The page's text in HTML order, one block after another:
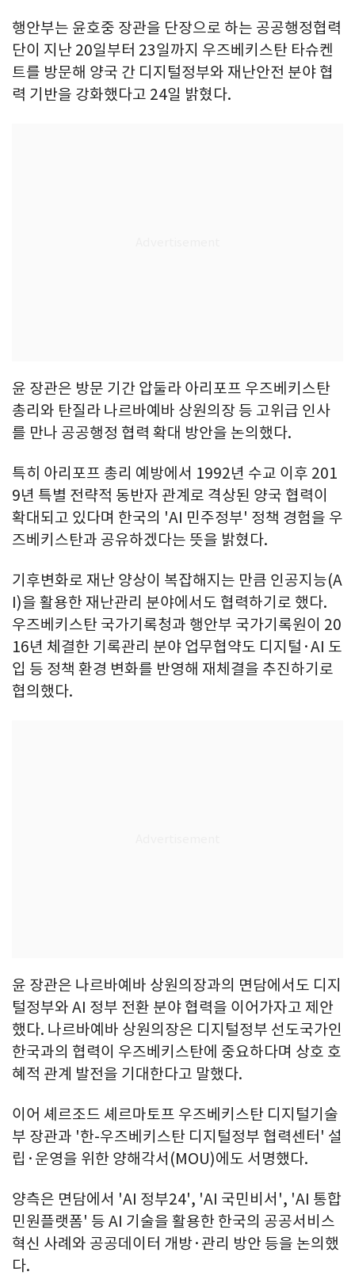
행안부는 윤호중 장관을 단장으로 하는 공공행정협력
단이 지난 20일부터 23일까지 우즈베키스탄 타슈켄
트를 방문해 양국 간 디지털정부와 재난안전 분야 협
력 기반을 강화했다고 24일 밝혔다.
윤 장관은 방문 기간 압둘라 아리포프 우즈베키스탄
총리와 탄질라 나르바예바 상원의장 등 고위급 인사
를 만나 공공행정 협력 확대 방안을 논의했다.
특히 아리포프 총리 예방에서 1992년 수교 이후 201
9년 특별 전략적 동반자 관계로 격상된 양국 협력이
확대되고 있다며 한국의 'AI 민주정부' 정책 경험을 우
즈베키스탄과 공유하겠다는 뜻을 밝혔다.
기후변화로 재난 양상이 복잡해지는 만큼 인공지능(A
I)을 활용한 재난관리 분야에서도 협력하기로 했다.
우즈베키스탄 국가기록청과 행안부 국가기록원이 20
16년 체결한 기록관리 분야 업무협약도 디지털·AI 도
입 등 정책 환경 변화를 반영해 재체결을 추진하기로
협의했다.
윤 장관은 나르바예바 상원의장과의 면담에서도 디지
털정부와 AI 정부 전환 분야 협력을 이어가자고 제안
했다. 나르바예바 상원의장은 디지털정부 선도국가인
한국과의 협력이 우즈베키스탄에 중요하다며 상호 호
혜적 관계 발전을 기대한다고 말했다.
이어 셰르조드 셰르마토프 우즈베키스탄 디지털기술
부 장관과 '한-우즈베키스탄 디지털정부 협력센터' 설
립·운영을 위한 양해각서(MOU)에도 서명했다.
양측은 면담에서 'AI 정부24', 'AI 국민비서', 'AI 통합
민원플랫폼' 등 AI 기술을 활용한 한국의 공공서비스
혁신 사례와 공공데이터 개방·관리 방안 등을 논의했
다.